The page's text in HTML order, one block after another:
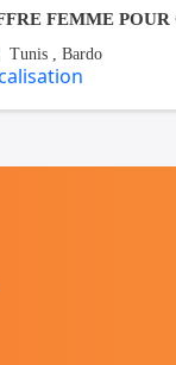
Tunis , Bardo